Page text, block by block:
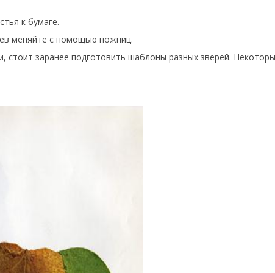
к бумаге.
меняйте с помощью ножниц.
стоит заранее подготовить шаблоны разных зверей.